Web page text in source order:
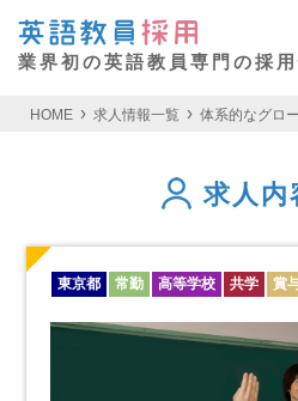
業界初の英語教員専門の採用
HOME 求人情報一覧 体系的なグロ
求人内
東京都 常勤 高等学校 共学 賞